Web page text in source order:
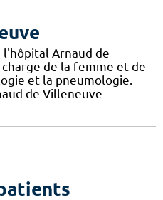
l'hôpital Arnaud de
de la femme et de
et la pneumologie.
de Villeneuve